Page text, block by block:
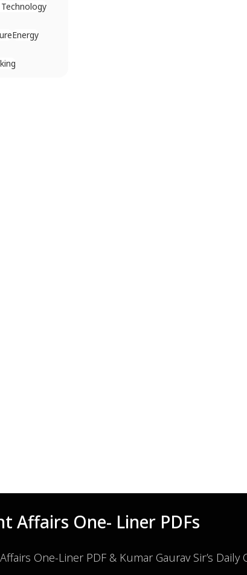
Energy
Affairs One- Liner PDFs
One-Liner PDF & Kumar Gaurav Sir’s Daily